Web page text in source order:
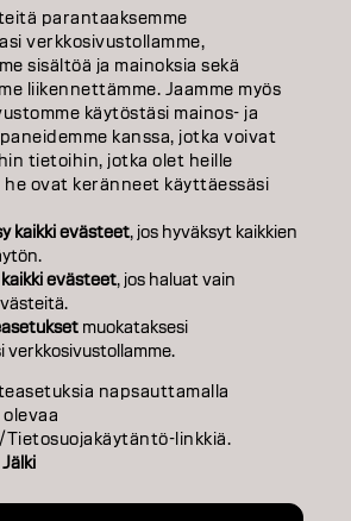
is part of
parantaaksemme
verkkosivustollamme,
sisältöä ja mainoksia sekä
liikennettämme. Jaamme myös
käytöstäsi mainos- ja
kanssa, jotka voivat
tietoihin, jotka olet heille
ovat keränneet käyttäessäsi
kaikki evästeet, jos hyväksyt kaikkien
kaikki evästeet, jos haluat vain
muokataksesi
verkkosivustollamme.
napsauttamalla
linkkiä.
Jälki